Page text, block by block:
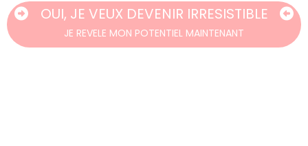
OUI, JE VEUX DEVENIR IRRESISTIBLE
JE REVELE MON POTENTIEL MAINTENANT